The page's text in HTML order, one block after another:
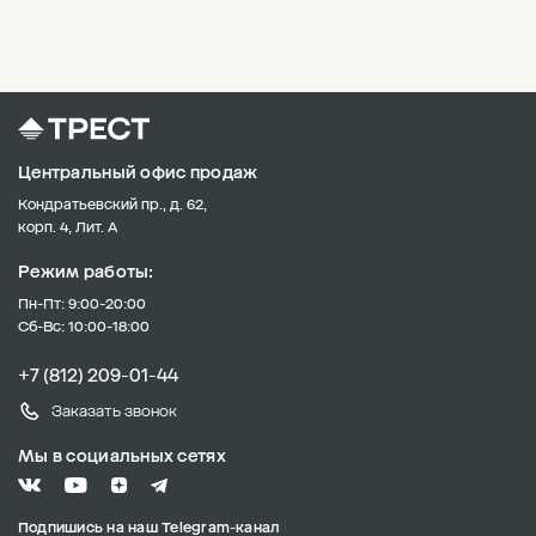
Центральный офис продаж
Кондратьевский пр., д. 62,
корп. 4, Лит. А
Режим работы:
Пн-Пт: 9:00-20:00
Сб-Вс: 10:00-18:00
+7 (812) 209-01-44
Заказать звонок
Мы в социальных сетях
Подпишись на наш Telegram-канал